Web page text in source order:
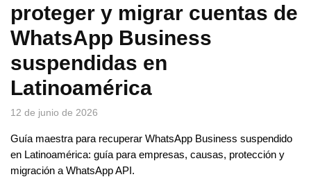
proteger y migrar cuentas de
WhatsApp Business
suspendidas en
Latinoamérica
12 de junio de 2026
Guía maestra para recuperar WhatsApp Business suspendido
en Latinoamérica: guía para empresas, causas, protección y
migración a WhatsApp API.